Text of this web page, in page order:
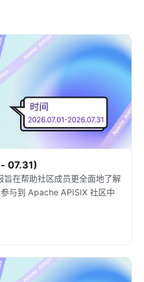
07.31)
在帮助社区成员更全面地了解
与到 Apache APISIX 社区中